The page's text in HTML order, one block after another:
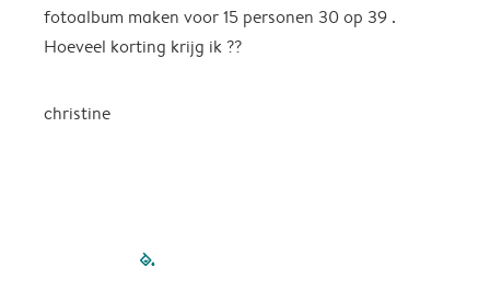
fotoalbum maken voor 15 personen 30 op 39 .
Hoeveel korting krijg ik ??
christine
filled-pagination